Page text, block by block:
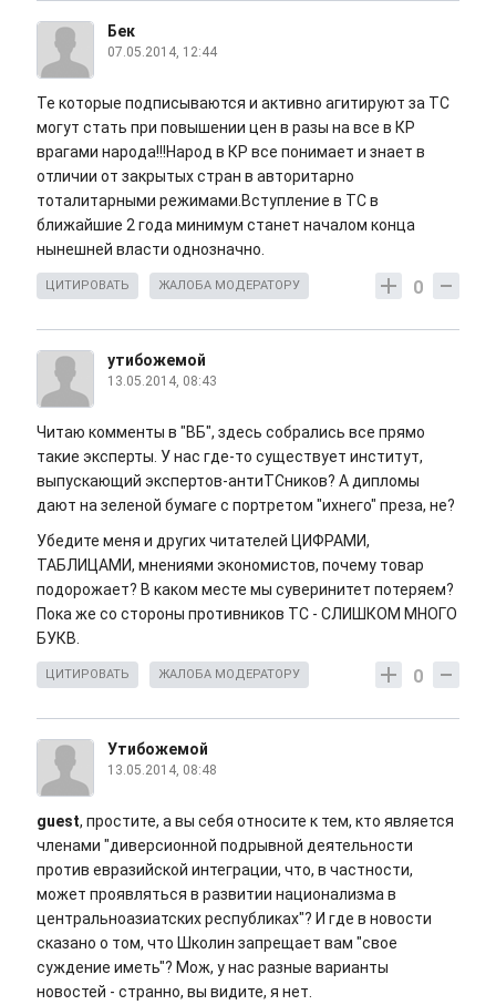
Бек
07.05.2014, 12:44
Те которые подписываются и активно агитируют за ТС
могут стать при повышении цен в разы на все в КР
врагами народа!!!Народ в КР все понимает и знает в
отличии от закрытых стран в авторитарно
тоталитарными режимами.Вступление в ТС в
ближайшие 2 года минимум станет началом конца
нынешней власти однозначно.
0
ЦИТИРОВАТЬ ЖАЛОБА МОДЕРАТОРУ
утибожемой
13.05.2014, 08:43
Читаю комменты в "ВБ", здесь собрались все прямо
такие эксперты. У нас где-то существует институт,
выпускающий экспертов-антиТСников? А дипломы
дают на зеленой бумаге с портретом "ихнего" преза, не?
Убедите меня и других читателей ЦИФРАМИ,
ТАБЛИЦАМИ, мнениями экономистов, почему товар
подорожает? В каком месте мы суверинитет потеряем?
Пока же со стороны противников ТС - СЛИШКОМ МНОГО
БУКВ.
0
ЦИТИРОВАТЬ ЖАЛОБА МОДЕРАТОРУ
Утибожемой
13.05.2014, 08:48
guest, простите, а вы себя относите к тем, кто является
членами "диверсионной подрывной деятельности
против евразийской интеграции, что, в частности,
может проявляться в развитии национализма в
центральноазиатских республиках"? И где в новости
сказано о том, что Школин запрещает вам "свое
суждение иметь"? Мож, у нас разные варианты
новостей - странно, вы видите, я нет.